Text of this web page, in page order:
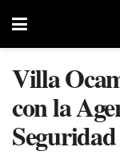
Villa
con la